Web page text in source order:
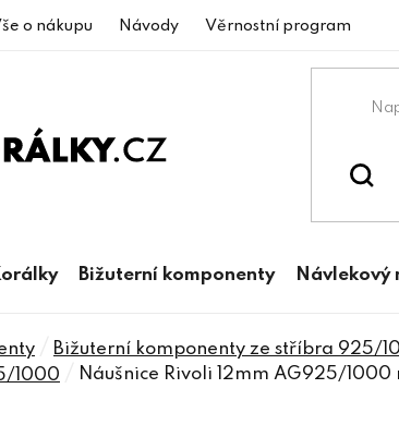
o nákupu Návody Věrnostní program
Bižuterní komponenty Návlekový
Bižuterní komponenty ze stříbra 925/
1000
Náušnice Rivoli 12mm AG925/1000